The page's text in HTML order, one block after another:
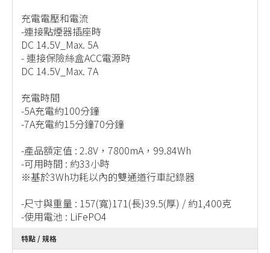
充電電壓和電流
-連接點煙器插座時
DC 14.5V_Max. 5A
- 連接保險絲盒ACC電源時
DC 14.5V_Max. 7A
充電時間
-5A充電約100分鐘
-7A充電約15分鐘70分鐘
-產品額定值 : 2.8V，7800mA，99.84Wh
-可用時間 : 約33小時
※基於3Wh功耗以內的雙通道行車記錄器
-尺寸與重量 : 157(寬)171(長)39.5(厚) / 約1,400克
-使用電池 : LiFePO4
特點 / 規格